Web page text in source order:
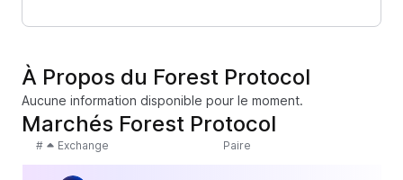
À Propos du Forest Protocol
Aucune information disponible pour le moment.
Marchés Forest Protocol
# Exchange Paire